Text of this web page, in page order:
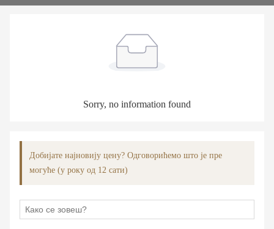
Sorry, no information found
Добијате најновију цену? Одговорићемо што је пре
могуће (у року од 12 сати)